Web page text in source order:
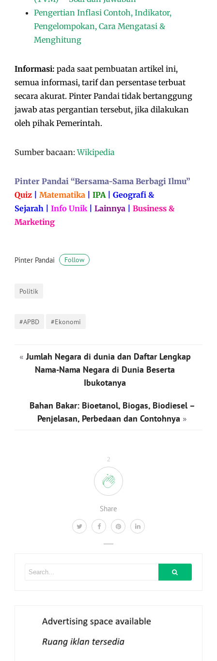
2
Share
Pengertian Inflasi Contoh, Indikator,
Pengelompokan, Cara Mengatasi &
Menghitung
Informasi: pada saat pembuatan artikel ini,
semua informasi, tarif dan persentase terbuat
secara akurat. Pinter Pandai tidak bertanggung
jawab atas pergantian tersebut, jika dilakukan
oleh pihak Pemerintah.
Sumber bacaan:Wikipedia
Pinter Pandai “Bersama-Sama Berbagi Ilmu”
Quiz
Matematika IPA
Geografi &
Sejarah
Info Unik Lainnya
Business &
Marketing
Pinter Pandai Follow
Politik
#APBD #Ekonomi
«Jumlah Negara di dunia dan Daftar Lengkap
Nama-Nama Negara di Dunia Beserta
Ibukotanya
Bahan Bakar: Bioetanol, Biogas, Biodiesel –
Penjelasan, Perbedaan dan Contohnya »